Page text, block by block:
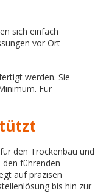
sich einfach
vor Ort
werden. Sie
Für
den Trockenbau und
führenden
auf präzisen
bis hin zur